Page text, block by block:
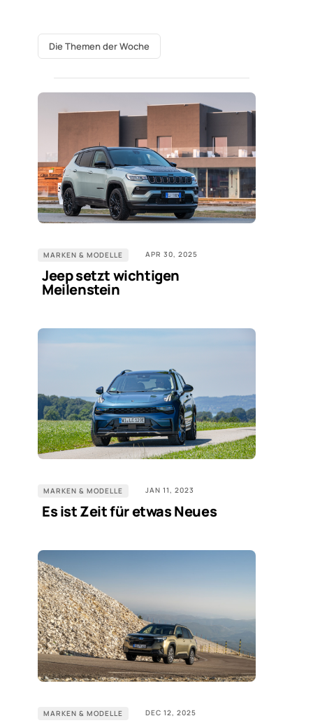
Die Themen der Woche
MARKEN & MODELLE APR 30, 2025
Jeep setzt wichtigen
Meilenstein
MARKEN & MODELLE JAN 11, 2023
Es ist Zeit für etwas Neues
MARKEN & MODELLE DEC 12, 2025